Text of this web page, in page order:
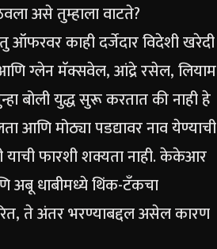
असे तुम्हाला वाटते?
ऑफरवर काही दर्जेदार विदेशी खरेदी
आणि ग्लेन मॅक्सवेल, आंद्रे रसेल, लियाम
बोली युद्ध सुरू करतात की नाही हे
आणि मोठ्या पडद्यावर नाव येण्याची
फारशी शक्यता नाही.केकेआर
अबू धाबीमध्ये थिंक-टँकचा
ते अंतर भरण्याबद्दल असेल कारण